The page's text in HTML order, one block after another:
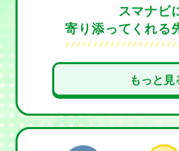
スマナビ
寄り添ってくれる
最初は思うように成績が
ましたが、間違えたとこ
えるのではなく、「どう
一緒に確認してくれたの
くなりました。
スマナビ
もっと見